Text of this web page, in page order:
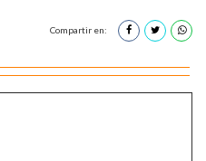
Compartir en: